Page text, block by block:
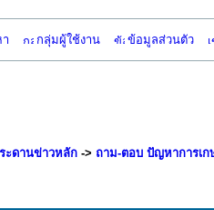
กลุ่มผู้ใช้งาน ข้อมูลส่วนตัว
ะดานข่าวหลัก -> ถาม-ตอบ ปัญหาการเก